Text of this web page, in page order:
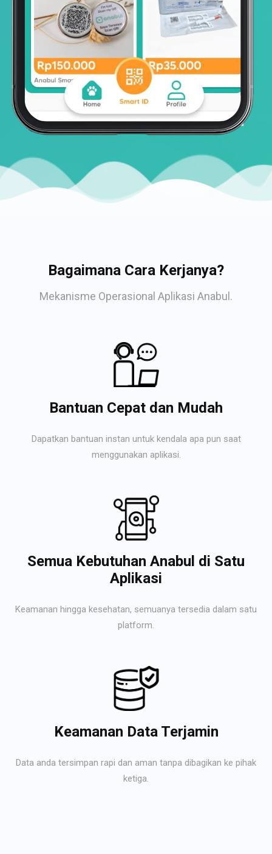
Bagaimana Cara Kerjanya?
Mekanisme Operasional Aplikasi Anabul.
Bantuan Cepat dan Mudah
Dapatkan bantuan instan untuk kendala apa pun saat
menggunakan aplikasi.
Semua Kebutuhan Anabul di Satu
Aplikasi
Keamanan hingga kesehatan, semuanya tersedia dalam satu
platform.
Keamanan Data Terjamin
Data anda tersimpan rapi dan aman tanpa dibagikan ke pihak
ketiga.